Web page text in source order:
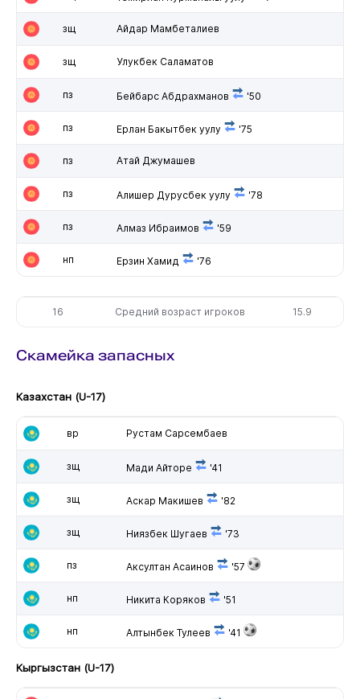
зщ Айдар Мамбеталиев
зщ Улукбек Саламатов
пз Бейбарс Абдрахманов '50
пз Ерлан Бакытбек уулу '75
пз Атай Джумашев
пз Алишер Дурусбек уулу '78
пз Алмаз Ибраимов '59
нп Ерзин Хамид '76
16 Средний возраст игроков 15.9
Скамейка запасных
Казахстан (U-17)
вр Рустам Сарсембаев
зщ Мади Айторе '41
зщ Аскар Макишев '82
зщ Ниязбек Шугаев '73
пз Аксултан Асаинов '57
нп Никита Коряков '51
нп Алтынбек Тулеев '41
Кыргызстан (U-17)